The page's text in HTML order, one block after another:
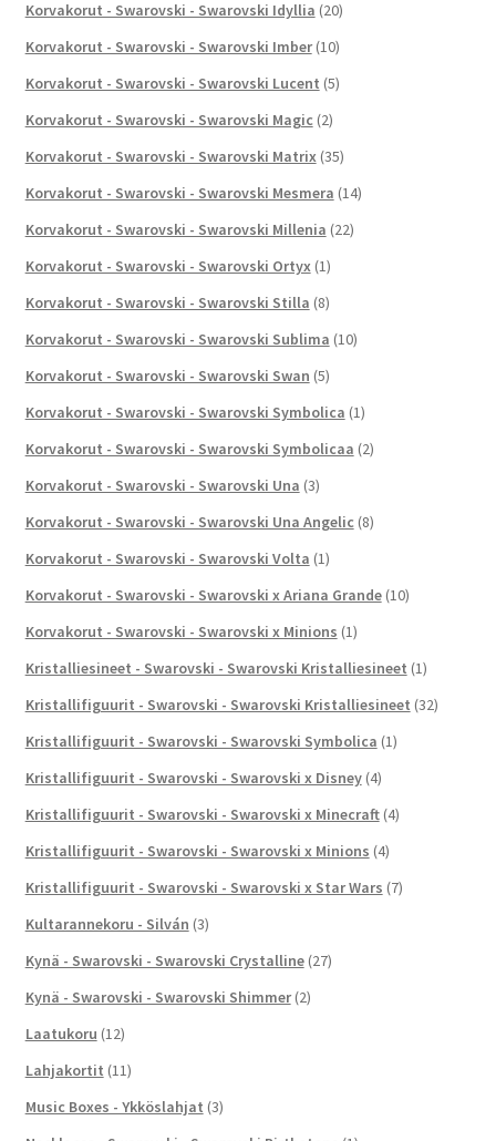
Korvakorut - Swarovski - Swarovski Idyllia (20)
Korvakorut - Swarovski - Swarovski Imber (10)
Korvakorut - Swarovski - Swarovski Lucent (5)
Korvakorut - Swarovski - Swarovski Magic (2)
Korvakorut - Swarovski - Swarovski Matrix (35)
Korvakorut - Swarovski - Swarovski Mesmera (14)
Korvakorut - Swarovski - Swarovski Millenia (22)
Korvakorut - Swarovski - Swarovski Ortyx (1)
Korvakorut - Swarovski - Swarovski Stilla (8)
Korvakorut - Swarovski - Swarovski Sublima (10)
Korvakorut - Swarovski - Swarovski Swan (5)
Korvakorut - Swarovski - Swarovski Symbolica (1)
Korvakorut - Swarovski - Swarovski Symbolicaa (2)
Korvakorut - Swarovski - Swarovski Una (3)
Korvakorut - Swarovski - Swarovski Una Angelic (8)
Korvakorut - Swarovski - Swarovski Volta (1)
Korvakorut - Swarovski - Swarovski x Ariana Grande (10)
Korvakorut - Swarovski - Swarovski x Minions (1)
Kristalliesineet - Swarovski - Swarovski Kristalliesineet (1)
Kristallifiguurit - Swarovski - Swarovski Kristalliesineet (32)
Kristallifiguurit - Swarovski - Swarovski Symbolica (1)
Kristallifiguurit - Swarovski - Swarovski x Disney (4)
Kristallifiguurit - Swarovski - Swarovski x Minecraft (4)
Kristallifiguurit - Swarovski - Swarovski x Minions (4)
Kristallifiguurit - Swarovski - Swarovski x Star Wars (7)
Kultarannekoru - Silván (3)
Kynä - Swarovski - Swarovski Crystalline (27)
Kynä - Swarovski - Swarovski Shimmer (2)
Laatukoru (12)
Lahjakortit (11)
Music Boxes - Ykköslahjat (3)